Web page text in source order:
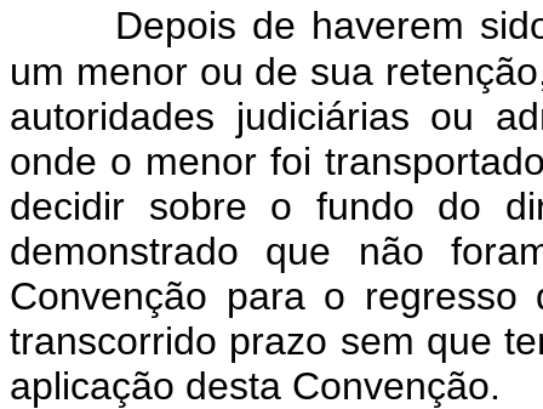
Depois de haverem
um menor ou de sua
autoridades judiciárias ou
onde o menor foi
decidir sobre o fundo do
demonstrado que não
Convenção para o
transcorrido prazo sem que
aplicação desta Convenção.